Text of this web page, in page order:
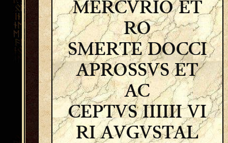
MERCVRIO ET
RO
SMERTE DOCCI
APROSSVS ET
AC
CEPTVS IIIIII VI
RI AVGVSTAL